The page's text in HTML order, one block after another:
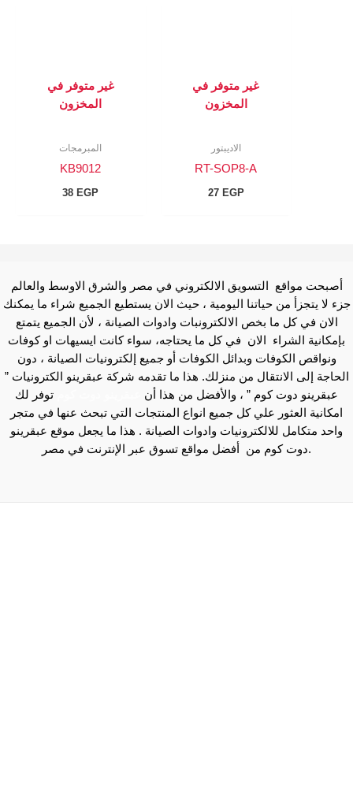
غير متوفر في
المخزون
الاديبتور
RT-SOP8-A
27 EGP
غير متوفر في
المخزون
المبرمجات
KB9012
38 EGP
أصبحت مواقع التسويق الالكتروني في مصر والشرق الاوسط والعالم
جزء لا يتجزأ من حياتنا اليومية ، حيث الان يستطيع الجميع شراء ما يمكنك
الان في كل ما بخص الالكترونبات وادوات الصيانة ، لأن الجميع يتمتع
بإمكانية الشراء الان في كل ما يحتاجه، سواء كانت ايسيهات او كوفات
ونواقص الكوفات وبدائل الكوفات أو جميع إلكترونيات الصيانة ، دون
الحاجة إلى الانتقال من منزلك. هذا ما تقدمه شركة عبقرينو الكترونيات ”
عبقرينو دوت كوم ” ، والأفضل من هذا أن
توفر لك
امكانية العثور علي كل جميع انواع المنتجات التي تبحث عنها في متجر
واحد متكامل للالكترونيات وادوات الصيانة . هذا ما يجعل موقع عبقرينو
دوت كوم من أفضل مواقع تسوق عبر الإنترنت في مصر.